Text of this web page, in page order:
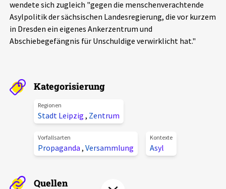
Veranstaltungen
Pressemitteilungen
Über uns
Projektbeschreibung
Spenden
chronik.LE in der Presse
wendete sich zugleich "gegen die menschenverachtende
Asylpolitik der sächsischen Landesregierung, die vor kurzem
in Dresden ein eigenes Ankerzentrum und
Abschiebegefängnis für Unschuldige verwirklicht hat."
Kategorisierung
Regionen
Stadt Leipzig , Zentrum
Vorfallsarten
Propaganda , Versammlung
Kontexte
Asyl
Quellen